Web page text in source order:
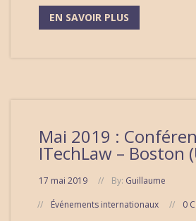
EN SAVOIR PLUS
Mai 2019 :
ITechLaw – Boston
17 mai 2019 By: Guillaume
Événements internationaux
0